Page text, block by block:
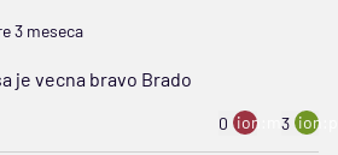
3 meseca
je vecna bravo Brado
0 ion:minus
3